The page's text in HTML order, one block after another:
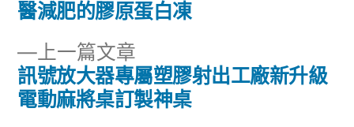
導
覽
上一篇文章
一
篇
訊號放大器專屬塑膠射出工廠新升級
電動麻將桌訂製神桌
篇
醫減肥的膠原蛋白凍